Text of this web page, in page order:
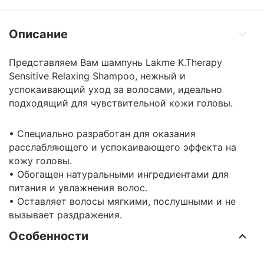
Описание
Представляем Вам шампунь Lakme K.Therapy
Sensitive Relaxing Shampoo, нежный и
успокаивающий уход за волосами, идеально
подходящий для чувствительной кожи головы.
• Специально разработан для оказания
расслабляющего и успокаивающего эффекта на
кожу головы.
• Обогащен натуральными ингредиентами для
питания и увлажнения волос.
• Оставляет волосы мягкими, послушными и не
вызывает раздражения.
Особенности